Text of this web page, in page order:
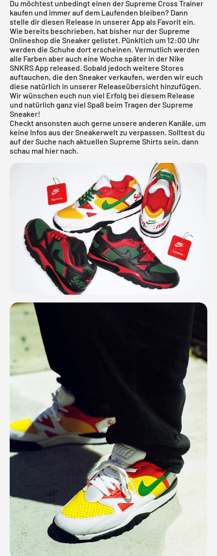
Du möchtest unbedingt einen der Supreme Cross Trainer
kaufen und immer auf dem Laufenden bleiben? Dann
stelle dir diesen Release in unserer App als Favorit ein.
Wie bereits beschrieben, hat bisher nur der Supreme
Onlineshop die Sneaker gelistet. Pünkltich um 12:00 Uhr
werden die Schuhe dort erscheinen. Vermutlich werden
alle Farben aber auch eine Woche später in der Nike
SNKRS App released. Sobald jedoch weitere Stores
auftauchen, die den Sneaker verkaufen, werden wir euch
diese natürlich in unserer Releaseübersicht hinzufügen.
Wir wünschen euch nun viel Erfolg bei diesem Release
und natürlich ganz viel Spaß beim Tragen der Supreme
Sneaker!
Checkt ansonsten auch gerne unsere anderen Kanäle, um
keine Infos aus der Sneakerwelt zu verpassen. Solltest du
auf der Suche nach aktuellen Supreme Shirts sein, dann
schau mal hier nach.